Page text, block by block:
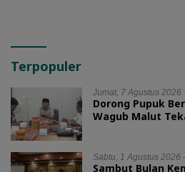
Terpopuler
Jumat, 7 Agustus 2026
Dorong Pupuk
Wagub Malut
Sabtu, 1 Agustus 2026
Sambut Bulan